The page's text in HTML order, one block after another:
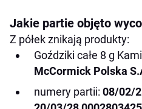
Jakie partie objęto
Z półek znikają produkty:
Goździki całe 8 g
McCormick Polska
numery partii: 08/02/